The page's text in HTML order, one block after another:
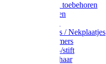
Oormerken toebehoren
Enkelbanden
Halsplaatjes / Nekplaatjes
Kokernummers
Merkspray-/stift
Veemerkschaar